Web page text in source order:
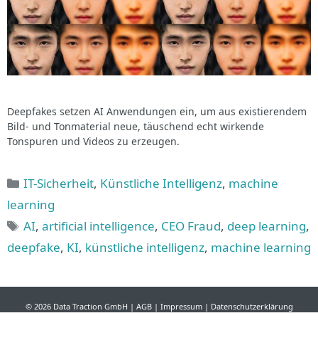
Deepfakes setzen AI Anwendungen ein, um aus existierendem
Bild- und Tonmaterial neue, täuschend echt wirkende
Tonspuren und Videos zu erzeugen.
Kategorien
IT-Sicherheit, Künstliche Intelligenz, machine
learning
Schlagwörter
AI,artificial intelligence, CEO Fraud, deep learning,
deepfake, KI, künstliche intelligenz, machine learning
© 2026 Data Traction GmbH | AGB| Impressum| Datenschutzerklärung